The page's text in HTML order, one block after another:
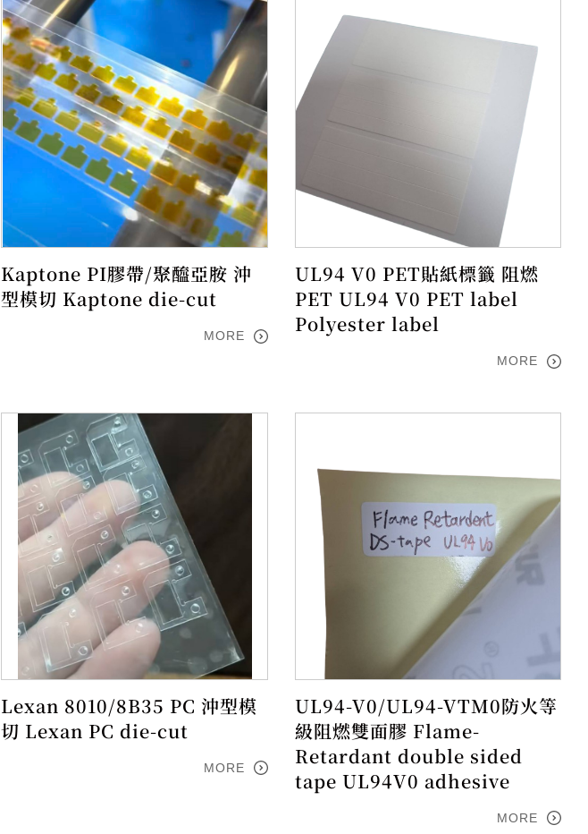
Kaptone PI膠帶/聚醯亞胺 沖
型模切 Kaptone die-cut
MORE
UL94 V0 PET貼紙標籤 阻燃
PET UL94 V0 PET label
Polyester label
MORE
Lexan 8010/8B35 PC 沖型模
切 Lexan PC die-cut
MORE
UL94-V0/UL94-VTM0防火等
級阻燃雙面膠 Flame-
Retardant double sided
tape UL94V0 adhesive
MORE